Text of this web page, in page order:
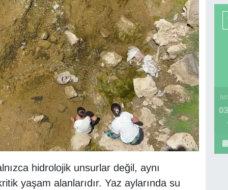
hidrolojik unsurlar değil, aynı
yaşam alanlarıdır. Yaz aylarında su